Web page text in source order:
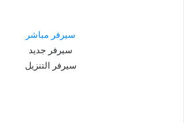
سيرفر مباشر
سيرفر جديد
سيرفر التنزيل